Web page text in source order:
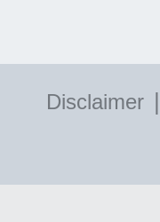
Disclaimer